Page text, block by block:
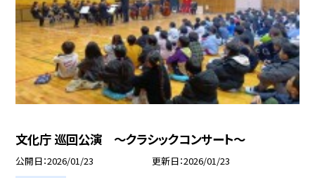
文化庁 巡回公演 ～クラシックコンサート～
公開日 2026/01/23 更新日 2026/01/23